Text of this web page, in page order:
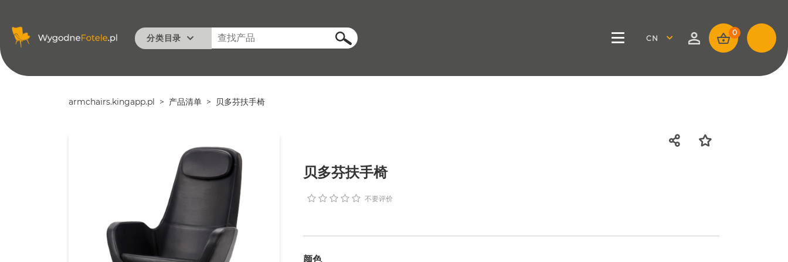
分类目录
现代
最小的
搜索 CHINESE
0
armchairs.kingapp.pl 产品清单 贝多芬扶手椅
贝多芬扶手椅
不要评价
颜色